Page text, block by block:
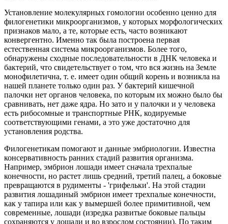
Установление молекулярных гомологии особенно ценно для
филогенетики микроорганизмов, у которых морфологических
признаков мало, а те, которые есть, часто возникают
конвергентно. Именно так была построена первая
естественная система микроорганизмов. Более того,
обнаружены сходные последовательности в ДНК человека и
бактерий, что свидетельствует о том, что вся жизнь на Земле
монофилетична, т. е. имеет один общий корень и возникла на
нашей планете только один раз. У бактерий кишечной
палочки нет органов человека, по которым их можно было бы
сравнивать, нет даже ядра. Но зато и у палочки и у человека
есть рибосомные и транспортные РНК, кодируемые
соответствующими генами, а это уже достаточно для
установления родства.
Филогенетикам помогают и данные эмбриологии. Известна
консервативность ранних стадий развития организма.
Например, эмбрион лошади имеет сначала трехпалые
конечности, но растет лишь средний, третий палец, а боковые
превращаются в рудименты - 'грифельки'. На этой стадии
развития лошадиный эмбрион имеет трехпалые конечности,
как у тапира или как у вымершей более примитивной, чем
современные, лошади (изредка развитые боковые пальцы
сохраняются у лошади и во взрослом состоянии). По таким